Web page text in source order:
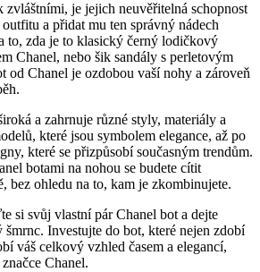
zvláštními, je jejich neuvěřitelná schopnost
⁢a přidat mu ‍ten správný ⁤nádech
to,⁤ zda ⁣je to klasický černý⁣ lodičkový
Chanel, nebo šik sandály ⁣s perletovým
​od Chanel je ozdobou vaší ⁣nohy a zároveň
a zahrnuje‌ různé styly, materiály a
které jsou symbolem elegance,⁣ až po
které se přizpůsobí současným trendům.
botami na nohou se budete cítit
bez ‍ohledu na to, kam je ‍zkombinujete.
si⁣ svůj vlastní pár Chanel bot a dejte
​šmrnc.⁣ Investujte do bot, které nejen ⁢zdobí
váš celkový vzhled‍ časem a⁢ elegancí,⁢
Chanel.